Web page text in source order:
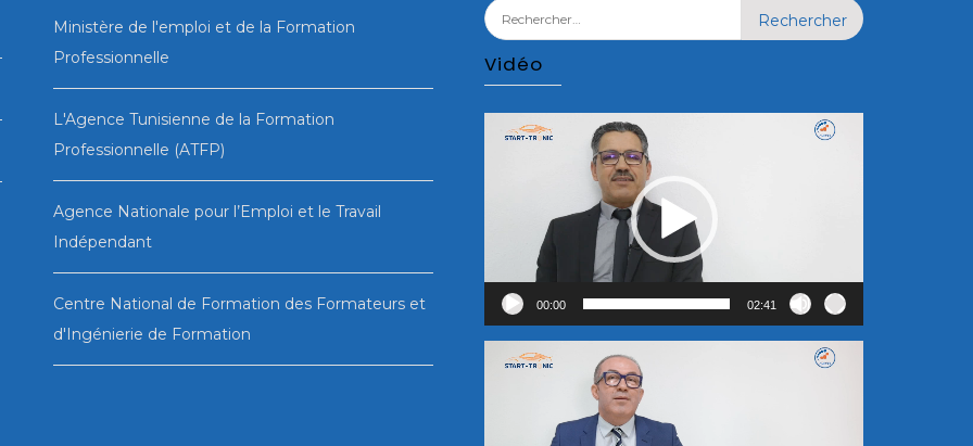
Ministère de l'emploi et de la Formation
Professionnelle
L'Agence Tunisienne de la Formation
Professionnelle (ATFP)
Agence Nationale pour l’Emploi et le Travail
Indépendant
Centre National de Formation des Formateurs et
d'Ingénierie de Formation
Rechercher :
Vidéo
Lecteur
00:00 02:41